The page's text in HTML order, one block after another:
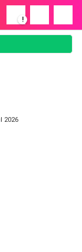
!
2026